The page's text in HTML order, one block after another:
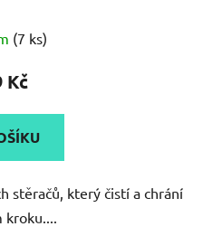
(7 ks)
Kč
stěračů, který čistí a chrání